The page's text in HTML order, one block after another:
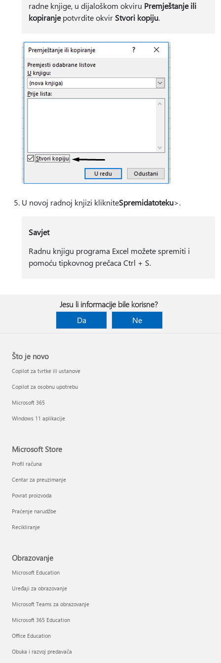
radne knjige, u dijaloškom okviru Premještanje ili
kopiranjepotvrdite okvir Stvori kopiju.
U novoj radnoj knjizi klikniteSpremidatoteku>.
Savjet
Radnu knjigu programa Excel možete spremiti i
pomoću tipkovnog prečaca Ctrl + S.
Jesu li informacije bile korisne?
Da
Ne
Što je novo
Copilot za tvrtke ili ustanove
Copilot za osobnu upotrebu
Microsoft 365
Windows 11 aplikacije
Microsoft Store
Profil računa
Centar za preuzimanje
Povrat proizvoda
Praćenje narudžbe
Recikliranje
Obrazovanje
Microsoft Education
Uređaji za obrazovanje
Microsoft Teams za obrazovanje
Microsoft 365 Education
Office Education
Obuka i razvoj predavača